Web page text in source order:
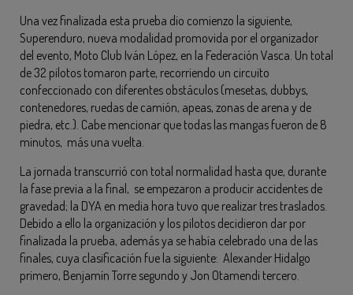
Una vez finalizada esta prueba dio comienzo la siguiente,
Superenduro, nueva modalidad promovida por el organizador
del evento, Moto Club Iván López, en la Federación Vasca. Un total
de 32 pilotos tomaron parte, recorriendo un circuito
confeccionado con diferentes obstáculos (mesetas, dubbys,
contenedores, ruedas de camión, apeas, zonas de arena y de
piedra, etc.). Cabe mencionar que todas las mangas fueron de 8
minutos, más una vuelta.
La jornada transcurrió con total normalidad hasta que, durante
la fase previa a la final, se empezaron a producir accidentes de
gravedad; la DYA en media hora tuvo que realizar tres traslados.
Debido a ello la organización y los pilotos decidieron dar por
finalizada la prueba, además ya se había celebrado una de las
finales, cuya clasificación fue la siguiente: Alexander Hidalgo
primero, Benjamín Torre segundo y Jon Otamendi tercero.